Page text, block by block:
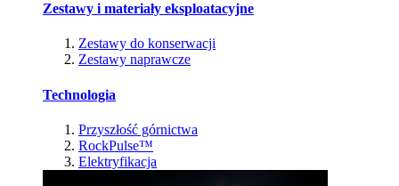
Zestawy i materiały eksploatacyjne
Zestawy do konserwacji
Zestawy naprawcze
Technologia
Przyszłość górnictwa
RockPulse™
Elektryfikacja